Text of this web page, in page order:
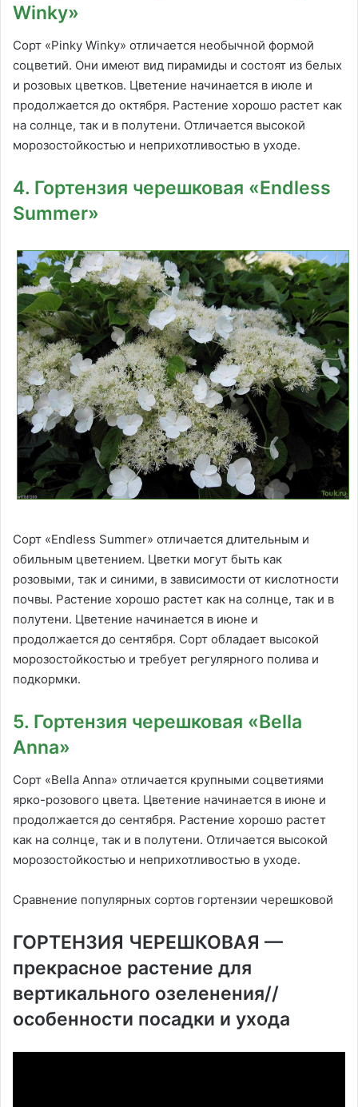
Winky»
Сорт «Pinky Winky» отличается необычной формой
соцветий. Они имеют вид пирамиды и состоят из белых
и розовых цветков. Цветение начинается в июле и
продолжается до октября. Растение хорошо растет как
на солнце, так и в полутени. Отличается высокой
морозостойкостью и неприхотливостью в уходе.
4. Гортензия черешковая «Endless
Summer»
Сорт «Endless Summer» отличается длительным и
обильным цветением. Цветки могут быть как
розовыми, так и синими, в зависимости от кислотности
почвы. Растение хорошо растет как на солнце, так и в
полутени. Цветение начинается в июне и
продолжается до сентября. Сорт обладает высокой
морозостойкостью и требует регулярного полива и
подкормки.
5. Гортензия черешковая «Bella
Anna»
Сорт «Bella Anna» отличается крупными соцветиями
ярко-розового цвета. Цветение начинается в июне и
продолжается до сентября. Растение хорошо растет
как на солнце, так и в полутени. Отличается высокой
морозостойкостью и неприхотливостью в уходе.
Сравнение популярных сортов гортензии черешковой
ГОРТЕНЗИЯ ЧЕРЕШКОВАЯ —
прекрасное растение для
вертикального озеленения//
особенности посадки и ухода